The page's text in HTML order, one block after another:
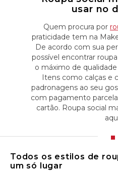
usar no
Quem procura por
praticidade tem na
De acordo com sua
possível encontrar
o máximo de
Itens como calças e
padronagens ao seu
com pagamento
cartão. Roupa social
Todos os estilos de
um só lugar